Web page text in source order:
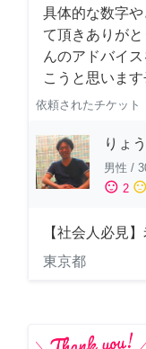
具体的な数字
て頂きありが
んのアドバイ
こうと思いま
依頼されたチケット
りょ
男性 /
sentiment_satisfied 2 sentiment_neutral
【社会人必見
東京都